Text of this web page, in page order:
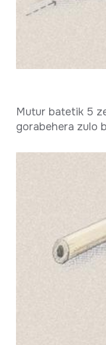
Mutur batetik 5
gorabehera zulo